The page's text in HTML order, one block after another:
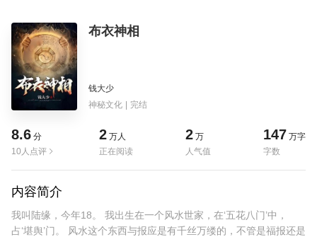
布衣神相
钱大少
神秘文化 | 完结
8.6 分
10人点评
2 万人
正在阅读
2 万
人气值
147 万字
字数
内容简介
我叫陆缘，今年18。 我出生在一个风水世家，在‘五花八门’中，
占‘堪舆’门。 风水这个东西与报应是有千丝万缕的，不管是福报还是